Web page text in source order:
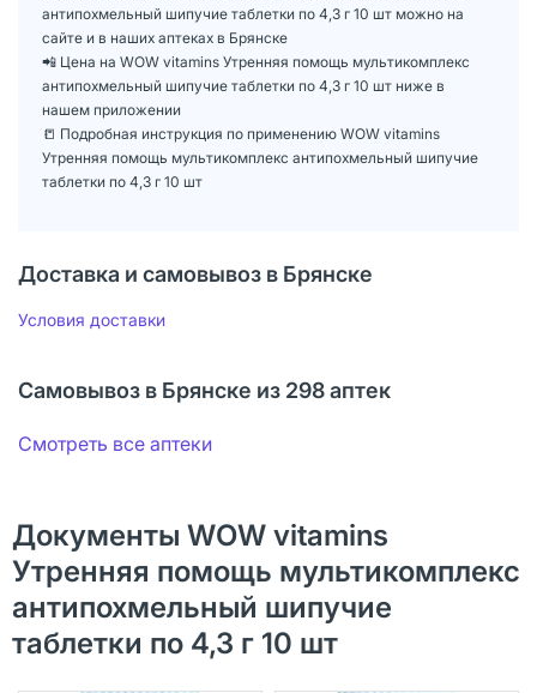
антипохмельный шипучие таблетки по 4,3 г 10 шт можно на
сайте и в наших аптеках в Брянске
📲 Цена на WOW vitamins Утренняя помощь мультикомплекс
антипохмельный шипучие таблетки по 4,3 г 10 шт ниже в
нашем приложении
📒 Подробная инструкция по применению WOW vitamins
Утренняя помощь мультикомплекс антипохмельный шипучие
таблетки по 4,3 г 10 шт
Доставка и самовывоз в Брянске
Условия доставки
Самовывоз в Брянске из 298 аптек
Смотреть все аптеки
Документы WOW vitamins
Утренняя помощь мультикомплекс
антипохмельный шипучие
таблетки по 4,3 г 10 шт